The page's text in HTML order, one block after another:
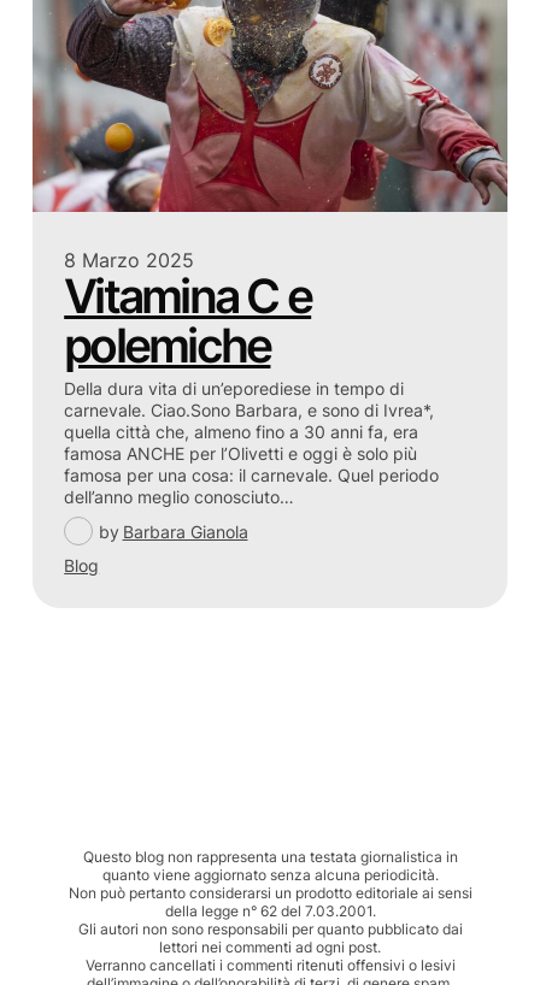
8 Marzo 2025
Vitamina C e
polemiche
Della dura vita di un’eporediese in tempo di
carnevale. Ciao.Sono Barbara, e sono di Ivrea*,
quella città che, almeno fino a 30 anni fa, era
famosa ANCHE per l’Olivetti e oggi è solo più
famosa per una cosa: il carnevale. Quel periodo
dell’anno meglio conosciuto…
by Barbara Gianola
Blog
Questo blog non rappresenta una testata giornalistica in
quanto viene aggiornato senza alcuna periodicità.
Non può pertanto considerarsi un prodotto editoriale ai sensi
della legge n° 62 del 7.03.2001.
Gli autori non sono responsabili per quanto pubblicato dai
lettori nei commenti ad ogni post.
Verranno cancellati i commenti ritenuti offensivi o lesivi